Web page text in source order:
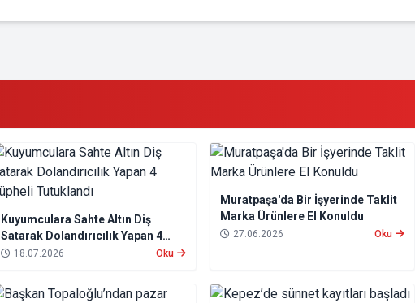
Kuyumculara Sahte Altın Diş
Satarak Dolandırıcılık Yapan 4
Şüpheli Tutuklandı
18.07.2026 Oku
Muratpaşa'da Bir İşyerinde Taklit
Marka Ürünlere El Konuldu
27.06.2026 Oku